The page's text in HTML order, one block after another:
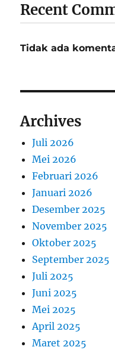
Recent
Tidak ada
Archives
Juli 2026
Mei 2026
Februari 2026
Januari 2026
Desember 2025
November 2025
Oktober 2025
September 2025
Juli 2025
Juni 2025
Mei 2025
April 2025
Maret 2025